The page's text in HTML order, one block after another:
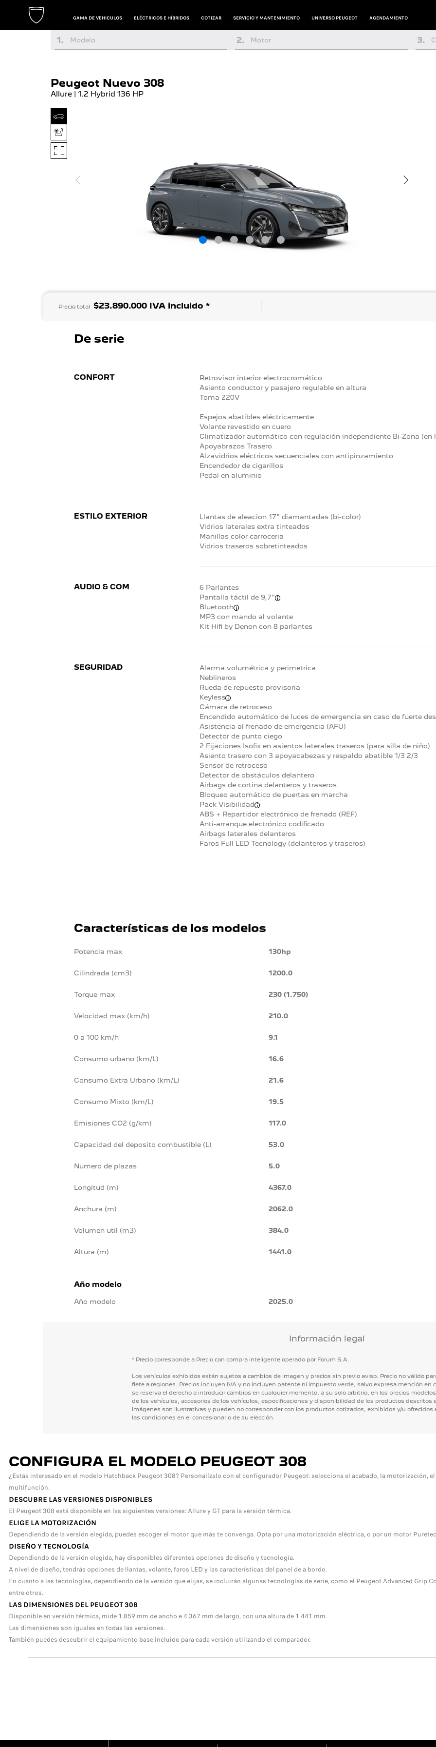
GAMA DE VEHICULOS ELÉCTRICOS E HÍBRIDOS COTIZAR SERVICIO Y MANTENIMIENTO UNIVERSO PEUGEOT AGENDAMIENTO
1. Modelo 2. Motor 3.
Peugeot Nuevo 308
Allure | 1.2 Hybrid 136 HP
Precio total $23.890.000 IVA incluido *
De serie
CONFORT
Retrovisor interior electrocromático
Asiento conductor y pasajero regulable en altura
Toma 220V
Espejos abatibles eléctricamente
Volante revestido en cuero
Climatizador automático con regulación independiente Bi-Zona (en
Apoyabrazos Trasero
Alzavidrios eléctricos secuenciales con antipinzamiento
Encendedor de cigarillos
Pedal en aluminio
ESTILO EXTERIOR
Llantas de aleacion 17" diamantadas (bi-color)
Vidrios laterales extra tinteados
Manillas color carroceria
Vidrios traseros sobretinteados
AUDIO & COM
6 Parlantes
Pantalla táctil de 9,7"
Bluetooth
MP3 con mando al volante
Kit Hifi by Denon con 8 parlantes
SEGURIDAD
Alarma volumétrica y perimetrica
Neblineros
Rueda de repuesto provisoria
Keyless
Cámara de retroceso
Encendido automático de luces de emergencia en caso de fuerte
Asistencia al frenado de emergencia (AFU)
Detector de punto ciego
2 Fijaciones Isofix en asientos laterales traseros (para silla de niño)
Asiento trasero con 3 apoyacabezas y respaldo abatible 1/3 2/3
Sensor de retroceso
Detector de obstáculos delantero
Airbags de cortina delanteros y traseros
Bloqueo automático de puertas en marcha
Pack Visibilidad
ABS + Repartidor electrónico de frenado (REF)
Anti-arranque electrónico codificado
Airbags laterales delanteros
Faros Full LED Tecnology (delanteros y traseros)
Características de los modelos
Potencia max 130hp
Cilindrada (cm3) 1200.0
Torque max 230 (1.750)
Velocidad max (km/h) 210.0
0 a 100 km/h 9.1
Consumo urbano (km/L) 16.6
Consumo Extra Urbano (km/L) 21.6
Consumo Mixto (km/L) 19.5
Emisiones CO2 (g/km) 117.0
Capacidad del deposito combustible (L) 53.0
Numero de plazas 5.0
Longitud (m) 4367.0
Anchura (m) 2062.0
Volumen util (m3) 384.0
Altura (m) 1441.0
Año modelo
Año modelo 2025.0
Información legal
* Precio corresponde a Precio con compra inteligente operado por Forum S.A.
Los vehículos exhibidos están sujetos a cambios de imagen y precios sin previo aviso. Precio no válido
flete a regiones. Precios incluyen IVA y no incluyen patente ni impuesto verde, salvo expresa mención en
se reserva el derecho a introducir cambios en cualquier momento, a su solo arbitrio, en los precios
de los vehículos, accesorios de los vehículos, especificaciones y disponibilidad de los productos descritos
imágenes son ilustrativas y pueden no corresponder con los productos cotizados, exhibidos y/u ofrecidos
las condiciones en el concesionario de su elección.
CONFIGURA EL MODELO PEUGEOT 308
¿Estás interesado en el modelo Hatchback Peugeot 308? Personalízalo con el configurador Peugeot: selecciona el acabado, la motorización,
multifunción.
DESCUBRE LAS VERSIONES DISPONIBLES
El Peugeot 308 está disponible en las siguientes versiones: Allure y GT para la versión térmica.
ELIGE LA MOTORIZACIÓN
Dependiendo de la versión elegida, puedes escoger el motor que más te convenga. Opta por una motorización eléctrica, o por un motor
DISEÑO Y TECNOLOGÍA
Dependiendo de la versión elegida, hay disponibles diferentes opciones de diseño y tecnología.
A nivel de diseño, tendrás opciones de llantas, volante, faros LED y las características del panel de a bordo.
En cuanto a las tecnologías, dependiendo de la versión que elijas, se incluirán algunas tecnologías de serie, como el Peugeot Advanced Grip
entre otros.
LAS DIMENSIONES DEL PEUGEOT 308
Disponible en versión térmica, mide 1.859 mm de ancho e 4.367 mm de largo, con una altura de 1.441 mm.
Las dimensiones son iguales en todas las versiones.
También puedes descubrir el equipamiento base incluido para cada versión utilizando el comparador.